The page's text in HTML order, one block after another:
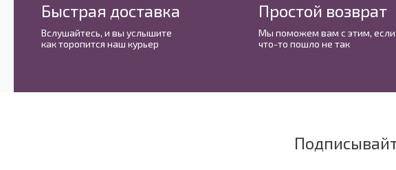
Быстрая доставка
Вслушайтесь, и вы услышите
как торопится наш курьер
Простой возврат
Мы поможем вам с этим, если
что-то пошло не так